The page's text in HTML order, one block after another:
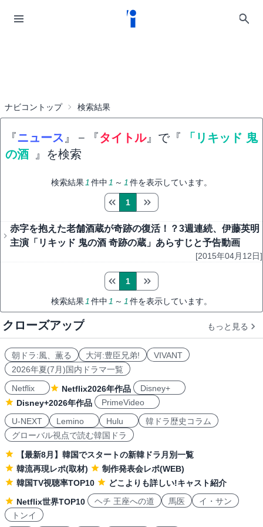
ナビコントップ 検索結果
『ニュース 』 − 『タイトル』で『
「リキッド 鬼
の酒
』を検索
検索結果 1 件中 1 ～ 1 件を表示しています。
1
赤字を抱えた老舗酒蔵が奇跡の復活！？3週連続、伊藤英明
主演「リキッド 鬼の酒 奇跡の蔵」あらすじと予告動画
[2015年04月12日]
検索結果 1 件中 1 ～ 1 件を表示しています。
1
クローズアップ もっと見る
朝ドラ:風、薫る 大河:豊臣兄弟!
VIVANT
2026年夏(7月)国内ドラマ一覧
Netflix
Netflix2026年作品
Disney+
Disney+2026年作品
PrimeVideo
U-NEXT
Lemino Hulu
韓ドラ歴史コラム
グローバル視点で読む韓国ドラ
【最新8月】韓国でスタートの新韓ドラ月別一覧
韓流再現レポ(取材)
制作発表会レポ(WEB)
韓国TV視聴率TOP10
どこよりも詳しい!キャスト紹介
Netflix世界TOP10
ヘチ 王座への道 馬医
イ・サン
トンイ